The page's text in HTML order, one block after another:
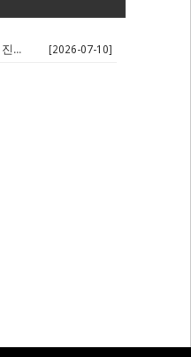
🌍 경기 AI 스타트업 해외 진출 판... [2026-07-10]